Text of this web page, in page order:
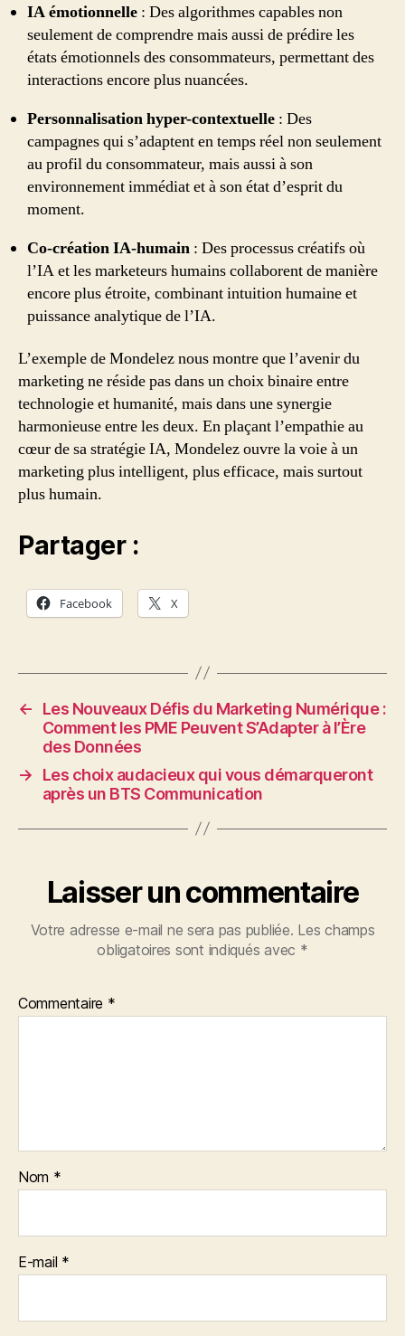
IA émotionnelle : Des algorithmes capables non
seulement de comprendre mais aussi de prédire les
états émotionnels des consommateurs, permettant des
interactions encore plus nuancées.
Personnalisation hyper-contextuelle : Des
campagnes qui s’adaptent en temps réel non seulement
au profil du consommateur, mais aussi à son
environnement immédiat et à son état d’esprit du
moment.
Co-création IA-humain : Des processus créatifs où
l’IA et les marketeurs humains collaborent de manière
encore plus étroite, combinant intuition humaine et
puissance analytique de l’IA.
L’exemple de Mondelez nous montre que l’avenir du
marketing ne réside pas dans un choix binaire entre
technologie et humanité, mais dans une synergie
harmonieuse entre les deux. En plaçant l’empathie au
cœur de sa stratégie IA, Mondelez ouvre la voie à un
marketing plus intelligent, plus efficace, mais surtout
plus humain.
Partager :
Facebook X
←
Les Nouveaux Défis du Marketing Numérique :
Comment les PME Peuvent S’Adapter à l’Ère
des Données
→
Les choix audacieux qui vous démarqueront
après un BTS Communication
Laisser un commentaire
Votre adresse e-mail ne sera pas publiée. Les champs
obligatoires sont indiqués avec *
Commentaire *
Nom *
E-mail *